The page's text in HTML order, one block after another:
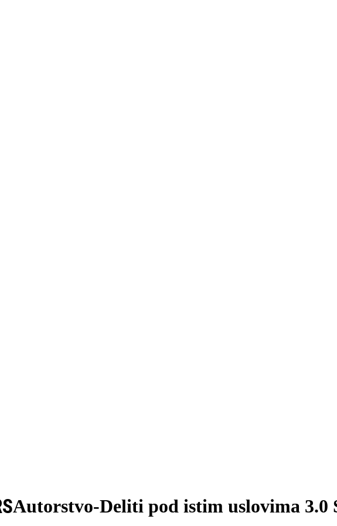
Autorstvo-Deliti pod istim uslovima 3.0